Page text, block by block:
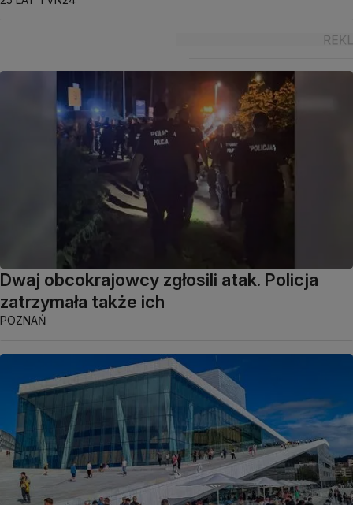
Dwaj obcokrajowcy zgłosili atak. Policja
zatrzymała także ich
POZNAŃ